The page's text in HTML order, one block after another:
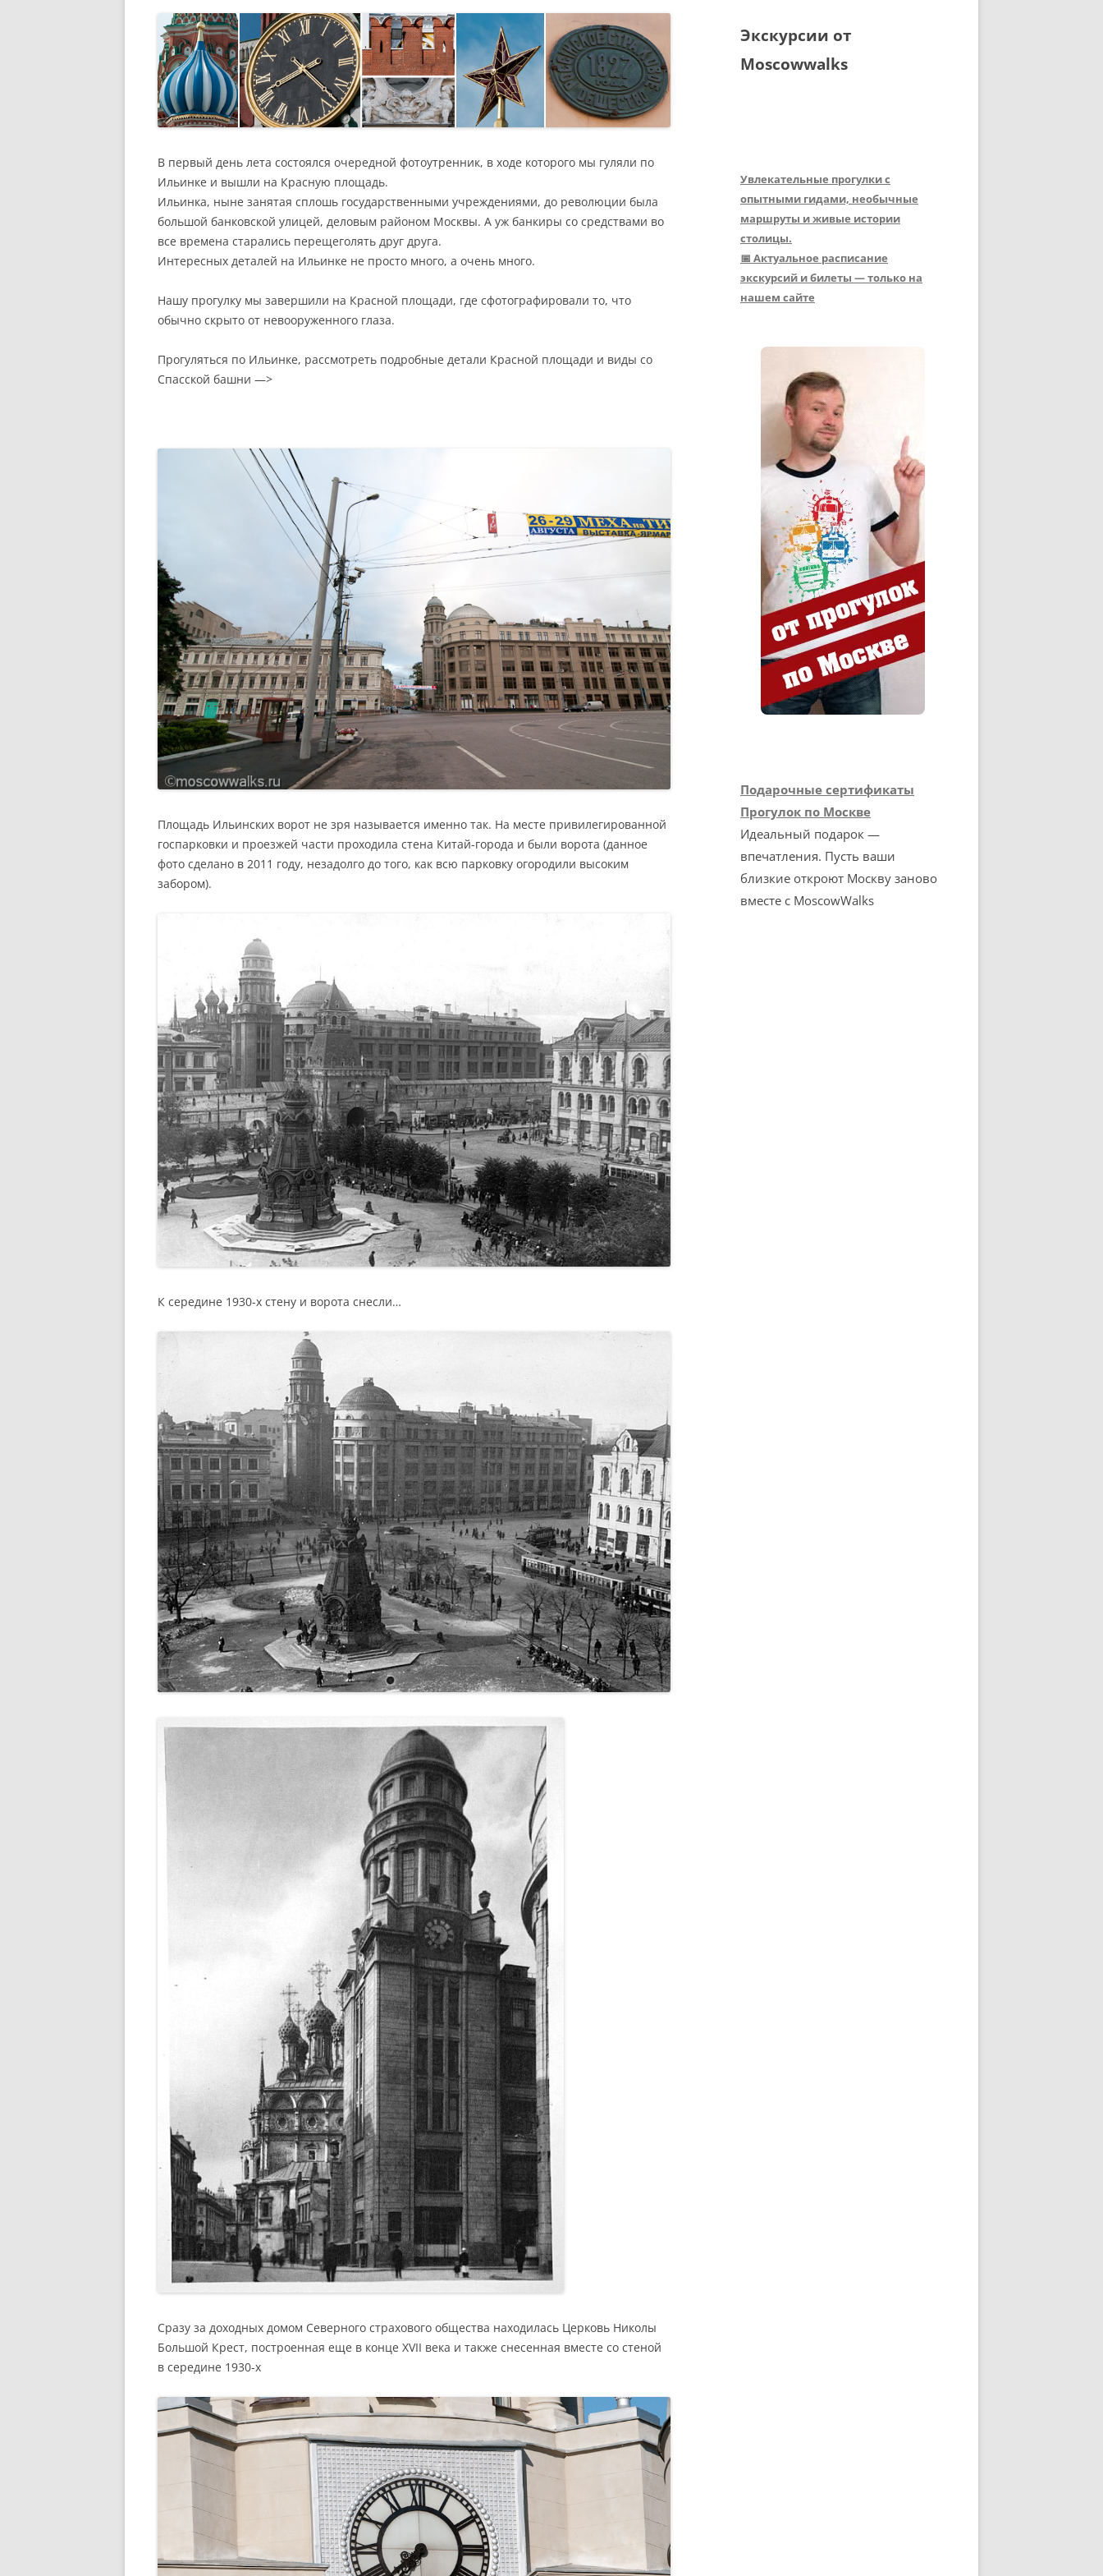
В первый день лета состоялся очередной фотоутренник, в ходе которого мы гуляли по
Ильинке и вышли на Красную площадь.
Ильинка, ныне занятая сплошь государственными учреждениями, до революции была
большой банковской улицей, деловым районом Москвы. А уж банкиры со средствами во
все времена старались перещеголять друг друга.
Интересных деталей на Ильинке не просто много, а очень много.
Нашу прогулку мы завершили на Красной площади, где сфотографировали то, что
обычно скрыто от невооруженного глаза.
Прогуляться по Ильинке, рассмотреть подробные детали Красной площади и виды со
Спасской башни —>
Площадь Ильинских ворот не зря называется именно так. На месте привилегированной
госпарковки и проезжей части проходила стена Китай-города и были ворота (данное
фото сделано в 2011 году, незадолго до того, как всю парковку огородили высоким
забором).
К середине 1930-х стену и ворота снесли…
Сразу за доходных домом Северного страхового общества находилась Церковь Николы
Большой Крест, построенная еще в конце XVII века и также снесенная вместе со стеной
в середине 1930-х
Экскурсии от
Moscowwalks
Увлекательные прогулки с
опытными гидами, необычные
маршруты и живые истории
столицы.
📅 Актуальное расписание
экскурсий и билеты — только на
нашем сайте
Подарочные сертификаты
Прогулок по Москве
Идеальный подарок —
впечатления. Пусть ваши
близкие откроют Москву заново
вместе с MoscowWalks